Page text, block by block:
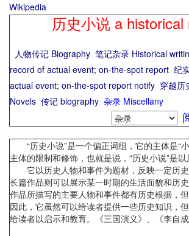
Wikipedia
历史小说 a historical
人物传记 Biography 笔记杂录 Historical
record of actual event; on-the-spot report 纪
actual event; on-the-spot report notify 穿越历
Novels 传记 biography 杂录 Miscellany
“历史小说”是一个偏正词组，它的主体是“小
主体的限制和修饰，也就是说，“历史小说”是以
它以历史人物和事件为题材，反映一定历史
长篇作品则可以展示某一时期的生活面貌和历
作品所描写的主要人物和事件都有历史根据，但
因此，它虽然可以给读者提供一些历史知识，
给读者以启示和教育。《三国演义》、《李自成